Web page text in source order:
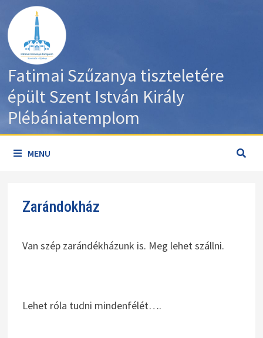
content
Fatimai Szűzanya tiszteletére
épült Szent István Király
Plébániatemplom
MENU
Zarándokház
Van szép zarándékházunk is. Meg lehet szállni.
Lehet róla tudni mindenfélét….